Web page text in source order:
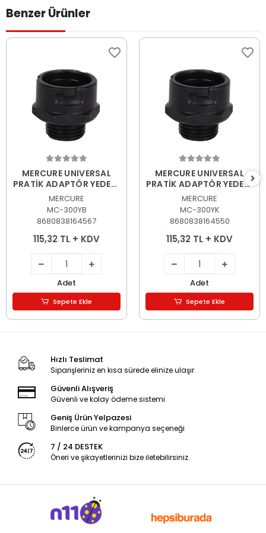
Benzer Ürünler
MERCURE UNIVERSAL
PRATİK ADAPTÖR YEDEĞİ
A2 ADAPTÖR 32-255MM
MERCURE
MC-300YB
8680838164567
115,32 TL + KDV
Adet
Sepete Ekle
MERCURE UNIVERSAL
PRATİK ADAPTÖR YEDEĞİ
A1 ADAPTÖR 14-30MM
MERCURE
MC-300YK
8680838164550
115,32 TL + KDV
Adet
Sepete Ekle
Hızlı Teslimat
Siparişleriniz en kısa sürede elinize ulaşır.
Güvenli Alışveriş
Güvenli ve kolay ödeme sistemi
Geniş Ürün Yelpazesi
Binlerce ürün ve kampanya seçeneği
7 / 24 DESTEK
Öneri ve şikayetlerinizi bize iletebilirsiniz.